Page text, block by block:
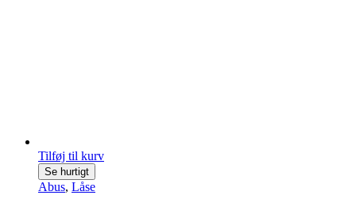
Tilføj til kurv
Se hurtigt
Abus, Låse